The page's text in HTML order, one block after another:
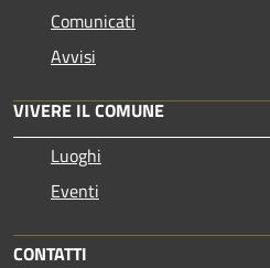
Comunicati
Avvisi
VIVERE IL COMUNE
Luoghi
Eventi
CONTATTI